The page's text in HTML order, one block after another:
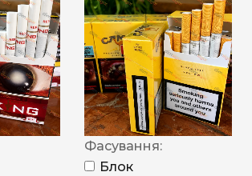
Фасування:
Блок